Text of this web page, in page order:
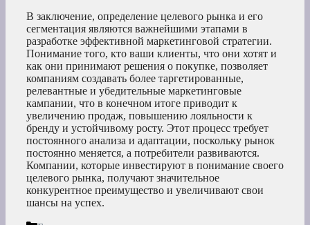
В заключение, определение целевого рынка и его
сегментация являются важнейшими этапами в
разработке эффективной маркетинговой стратегии.
Понимание того, кто ваши клиенты, что они хотят и
как они принимают решения о покупке, позволяет
компаниям создавать более таргетированные,
релевантные и убедительные маркетинговые
кампании, что в конечном итоге приводит к
увеличению продаж, повышению лояльности к
бренду и устойчивому росту. Этот процесс требует
постоянного анализа и адаптации, поскольку рынок
постоянно меняется, а потребители развиваются.
Компании, которые инвестируют в понимание своего
целевого рынка, получают значительное
конкурентное преимущество и увеличивают свои
шансы на успех.